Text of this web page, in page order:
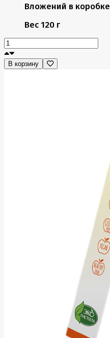
Вложений в коробке
Вес 120 г
В корзину